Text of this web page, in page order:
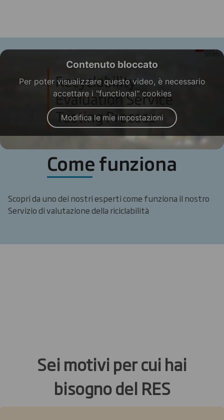
Contenuto bloccato
Per poter visualizzare questo video, è necessario
accettare i "functional" cookies
Modifica le mie impostazioni
Come funziona
Scopri da uno dei nostri esperti come funziona il nostro
Servizio di valutazione della riciclabilità
Sei motivi per cui hai
bisogno del RES